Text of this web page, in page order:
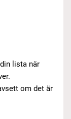
lista när
om det är